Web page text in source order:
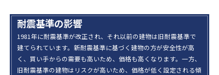
耐震基準の影響
1981年に耐震基準が改正され、それ以前の建物は旧耐震基準で
建てられています。新耐震基準に基づく建物の方が安全性が高
く、買い手からの需要も高いため、価格も高くなります。一方、
旧耐震基準の建物はリスクが高いため、価格が低く設定される傾